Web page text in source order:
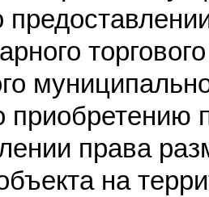
приобретению
права
на